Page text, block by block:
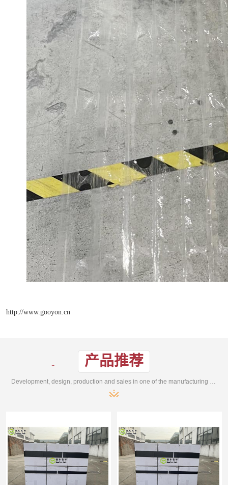
http://www.gooyon.cn
产品推荐
Development, design, production and sales in one of the manufacturing enterprises